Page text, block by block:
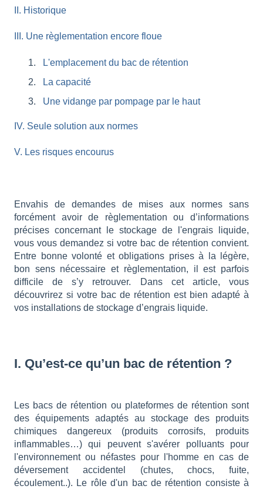
II. Historique
III. Une règlementation encore floue
L'emplacement du bac de rétention
La capacité
Une vidange par pompage par le haut
IV. Seule solution aux normes
V. Les risques encourus
Envahis de demandes de mises aux normes sans
forcément avoir de règlementation ou d’informations
précises concernant le stockage de l'engrais liquide,
vous vous demandez si votre bac de rétention convient.
Entre bonne volonté et obligations prises à la légère,
bon sens nécessaire et règlementation, il est parfois
difficile de s’y retrouver. Dans cet article, vous
découvrirez si votre bac de rétention est bien adapté à
vos installations de stockage d’engrais liquide.
I. Qu’est-ce qu’un bac de rétention ?
Les bacs de rétention ou plateformes de rétention sont
des équipements adaptés au stockage des produits
chimiques dangereux (produits corrosifs, produits
inflammables…) qui peuvent s'avérer polluants pour
l'environnement ou néfastes pour l'homme en cas de
déversement accidentel (chutes, chocs, fuite,
écoulement..). Le rôle d'un bac de rétention consiste à